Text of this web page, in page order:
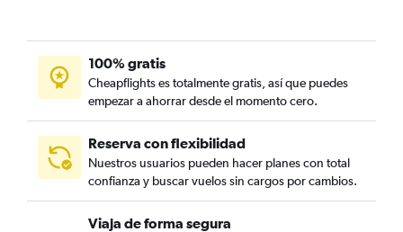
100% gratis
Cheapflights es totalmente gratis, así que puedes
empezar a ahorrar desde el momento cero.
Reserva con flexibilidad
Nuestros usuarios pueden hacer planes con total
confianza y buscar vuelos sin cargos por cambios.
Viaja de forma segura